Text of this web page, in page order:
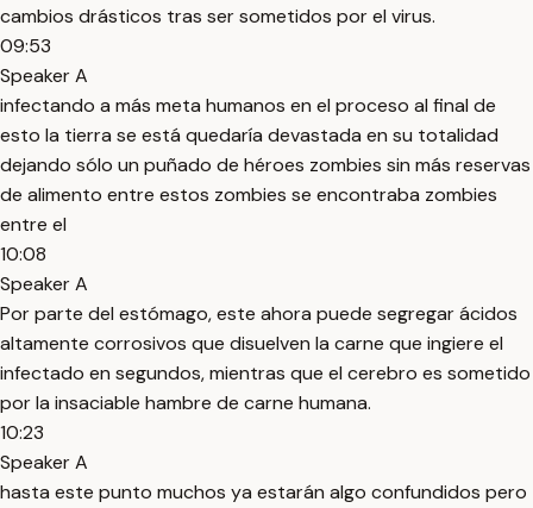
cambios drásticos tras ser sometidos por el virus.
09:53
Speaker A
infectando a más meta humanos en el proceso al final de
esto la tierra se está quedaría devastada en su totalidad
dejando sólo un puñado de héroes zombies sin más reservas
de alimento entre estos zombies se encontraba zombies
entre el
10:08
Speaker A
Por parte del estómago, este ahora puede segregar ácidos
altamente corrosivos que disuelven la carne que ingiere el
infectado en segundos, mientras que el cerebro es sometido
por la insaciable hambre de carne humana.
10:23
Speaker A
hasta este punto muchos ya estarán algo confundidos pero